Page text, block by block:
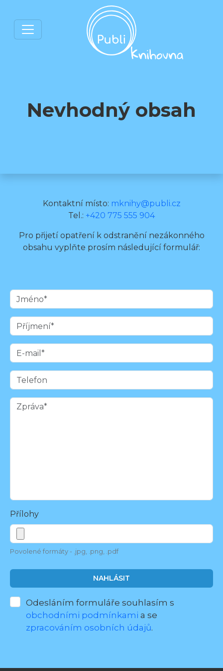
Nevhodný obsah
Kontaktní místo: mknihy@publi.cz
Tel.: +420 775 555 904
Pro přijetí opatření k odstranění nezákonného
obsahu vyplňte prosím následující formulář:
Přílohy
Povolené formáty - .jpg, .png, .pdf
NAHLÁSIT
Odesláním formuláře souhlasím s
obchodními podmínkami a se
zpracováním osobních údajů.